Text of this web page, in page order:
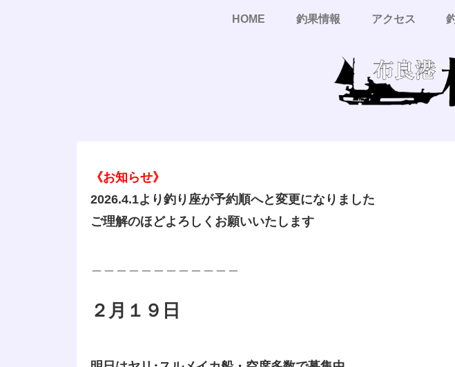
HOME 釣果情報 アクセス
《お知らせ》
2026.4.1より釣り座が予約順へと変更になりました
ご理解のほどよろしくお願いいたします
２月１９日